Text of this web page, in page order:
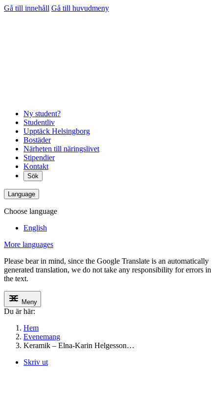
Gå till innehåll Gå till huvudmeny
Ny student?
Studentliv
Upptäck Helsingborg
Bostäder
Närheten till näringslivet
Stipendier
Kontakt
Sök
Language
Choose language
English
More languages
Please bear in mind, since the Google Translate is an automatically
generated translation, we do not take any responsibility for errors in
the text.
Meny
Du är här:
Hem
Evenemang
Keramik – Elna-Karin Helgesson…
Skriv ut